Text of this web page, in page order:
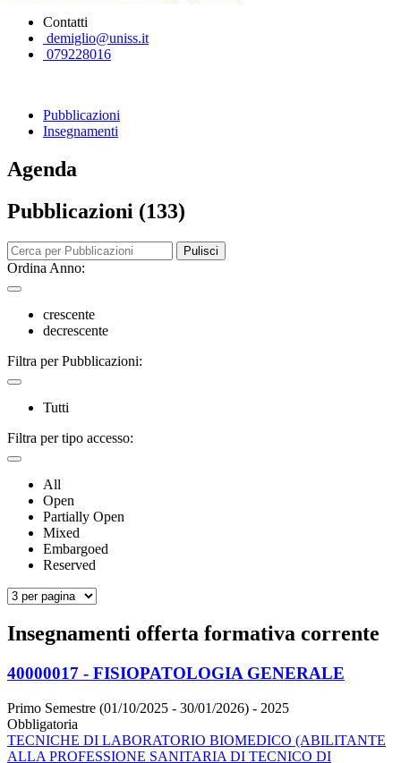
Contatti
demiglio@uniss.it
079228016
Pubblicazioni
Insegnamenti
Agenda
Pubblicazioni (133)
Pulisci
Ordina Anno:
crescente
decrescente
Filtra per Pubblicazioni:
Tutti
Filtra per tipo accesso:
All
Open
Partially Open
Mixed
Embargoed
Reserved
Insegnamenti offerta formativa corrente
40000017 - FISIOPATOLOGIA GENERALE
Primo Semestre (01/10/2025 - 30/01/2026) - 2025
Obbligatoria
TECNICHE DI LABORATORIO BIOMEDICO (ABILITANTE
ALLA PROFESSIONE SANITARIA DI TECNICO DI